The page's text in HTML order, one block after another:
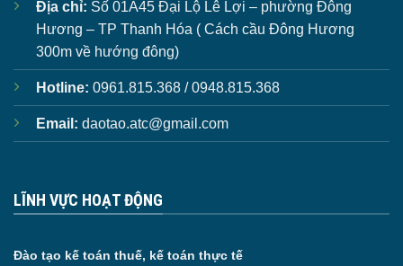
Địa chỉ: Số 01A45 Đại Lộ Lê Lợi – phường Đông
Hương – TP Thanh Hóa ( Cách cầu Đông Hương
300m về hướng đông)
Hotline: 0961.815.368 / 0948.815.368
Email: daotao.atc@gmail.com
LĨNH VỰC HOẠT ĐỘNG
Đào tạo kế toán thuế, kế toán thực tế